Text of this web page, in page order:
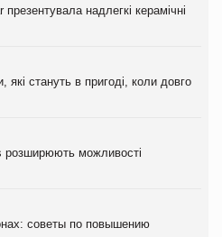
надлегкі керамічні
які стануть в пригоді, коли довго
розширюють можливості
советы по повышению